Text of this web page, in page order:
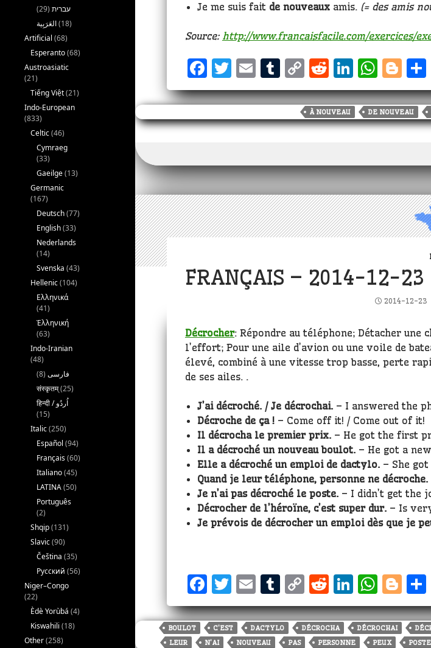
Je me suis fait de nouveauxamis. (= des amis
Source: http://www.francaisfacile.com/exercices/
F
a
c
e
o
o
k
T
w
it
te
E
m
ai
l
T
u
m
bl
C
o
p
y
n
k
R
e
d
di
Li
n
k
e
n
W
h
a
ts
p
p
Bl
o
g
g
r
S
À NOUVEAU DE NOUVEAU
FRANÇAIS – 2014-12-23
2014-12-23
Décrocher: Répondre au téléphone; Détacher une
l’effort; Pour une aile d’avion ou une voile de
élevé, combiné à une vitesse trop basse, perte
de ses ailes. .
J’ai décroché. / Je décrochai.– I answered the
Décroche de ça !– Come off it! / Come out of it!
Il décrocha le premier prix.– He got the first
Il a décroché un nouveau boulot.– He got a
Elle a décroché un emploi de dactylo.– She got
Quand je leur téléphone, personne ne décroche.
Je n’ai pas décroché le poste.– I didn’t get the
Décrocher de l’héroïne, c’est super dur.– Is
Je prévois de décrocher un emploi dès que je
F
a
c
e
T
w
it
te
E
m
ai
l
T
u
m
bl
C
o
p
y
R
e
d
di
Li
n
k
e
W
h
a
ts
Bl
o
g
g
S
BOULOT C'EST DACTYLO DÉCROCHA DÉCROCHAI
LEUR
N'AI NOUVEAU PAS PERSONNE PEUX POSTE
עברית (29)
(18)
Artificial (68)
Esperanto(68)
Austroasiatic
(21)
Tiếng Việt(21)
Indo-European
(833)
Celtic(46)
Cymraeg
(33)
Gaeilge(13)
Germanic
(167)
Deutsch(77)
English(33)
Nederlands
(14)
Svenska (43)
Hellenic(104)
Ελληνικά
(41)
Ἑλληνική
(63)
Indo-Iranian
(48)
فارسی (8)
संस्कृतम्(25)
(15)
Italic(250)
Español (94)
Français(60)
Italiano(45)
LATINA(50)
Português
(2)
Shqip(131)
Slavic(90)
Čeština (35)
Русский (56)
Niger–Congo
(22)
Èdè Yorùbá (4)
Kiswahili (18)
Other(258)